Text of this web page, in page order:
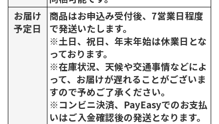
お届け
予定日
商品はお申込み受付後、7営業日程度
で発送いたします。
※土日、祝日、年末年始は休業日とな
っております。
※在庫状況、天候や交通事情などによ
って、お届けが遅れることがございま
すので予めご了承ください。
※コンビニ決済、PayEasyでのお支払
いはご入金確認後の発送となります。